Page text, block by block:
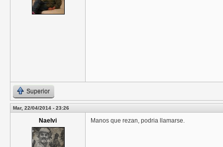
Superior
Mar, 22/04/2014 - 23:26
Naelvi Manos que rezan, podria llamarse.